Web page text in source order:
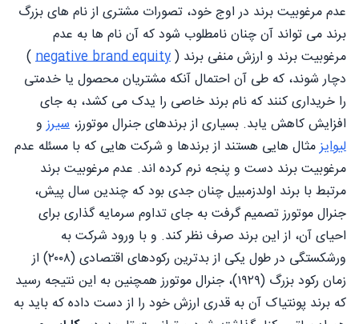
عدم مرغوبیت برند در اوج خود، تصورات مشتری از نام های بزرگ
برند می تواند آن چنان نامطلوب شود که آن نام ها به عدم
مرغوبیت برند و ارزش منفی برند (negative brand equity
)
دچار شوند، که طی آن احتمال آنکه مشتریان محصول یا خدمتی
را خریداری کنند که نام برند خاصی را یدک می کشد، به جای
افزایش کاهش یابد. بسیاری از برندهای جنرال موتورز، سیرزو
لیوایزمثال هایی هستند از برندها و شرکت هایی که با مسئله عدم
مرغوبیت برند دست و پنجه نرم کرده اند. عدم مرغوبیت برند
مرتبط با برند اولدزمبیل چنان جدی بود که چندین سال پیش،
جنرال موتورز تصمیم گرفت به جای تداوم سرمایه گذاری برای
احیای آن، از این برند صرف نظر کند. و با ورود شرکت به
ورشکستگی در طول یکی از بدترین رکودهای اقتصادی (۲۰۰۸) از
زمان رکود بزرگ (۱۹۲۹)، جنرال موتورز همچنین به این نتیجه رسید
که برند پونتیاک آن به قدری ارزش خود را از دست داده که باید به